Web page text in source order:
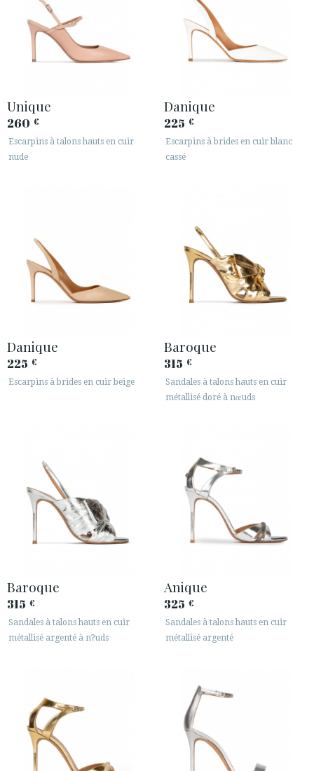
Unique
260 €
Escarpins à talons hauts en cuir
nude
Danique
225 €
Escarpins à brides en cuir blanc
cassé
Danique
225 €
Escarpins à brides en cuir beige
Baroque
315 €
Sandales à talons hauts en cuir
métallisé doré à nœuds
Baroque
315 €
Sandales à talons hauts en cuir
métallisé argenté à n?uds
Anique
325 €
Sandales à talons hauts en cuir
métallisé argenté